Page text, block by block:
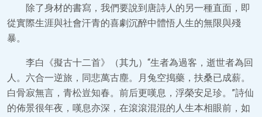
除了身材的書寫，我們要說到唐詩人的另一種直面，即
從實際生涯與社會汗青的喜劇沉醉中體悟人生的無限與殘
暴。
李白《擬古十二首》（其九）“生者為過客，逝世者為回
人。六合一逆旅，同悲萬古塵。月兔空搗藥，扶桑已成薪。
白骨寂無言，青松豈知春。前后更嘆息，浮榮安足珍。”詩仙
的佈景很年夜，嘆息亦深，在滾滾混混的人生本相眼前，如